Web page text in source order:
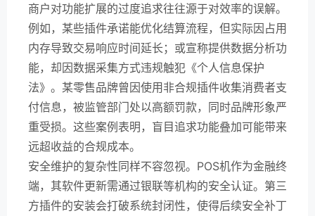
商户对功能扩展的过度追求往往源于对效率的误解。
例如，某些插件承诺能优化结算流程，但实际因占用
内存导致交易响应时间延长；或宣称提供数据分析功
能，却因数据采集方式违规触犯《个人信息保护
法》。某零售品牌曾因使用非合规插件收集消费者支
付信息，被监管部门处以高额罚款，同时品牌形象严
重受损。这些案例表明，盲目追求功能叠加可能带来
远超收益的合规成本。
安全维护的复杂性同样不容忽视。POS机作为金融终
端，其软件更新需通过银联等机构的安全认证。第三
方插件的安装会打破系统封闭性，使得后续安全补丁